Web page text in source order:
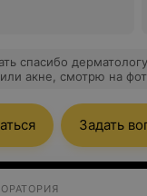
спасибо
акне, смотрю на
Задать